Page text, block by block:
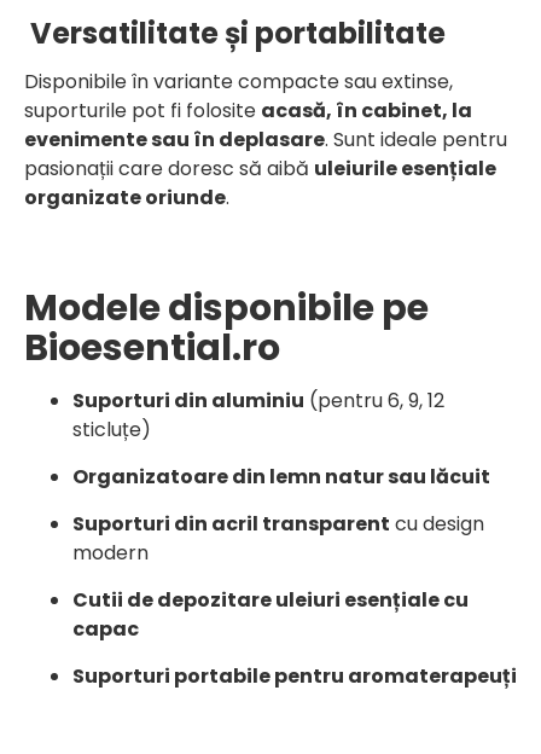
Versatilitate și portabilitate
Disponibile în variante compacte sau extinse,
suporturile pot fi folosite acasă, în cabinet, la
evenimente sau în deplasare. Sunt ideale pentru
pasionații care doresc să aibă uleiurile esențiale
organizate oriunde.
Modele disponibile pe
Bioesential.ro
Suporturi din aluminiu (pentru 6, 9, 12
sticluțe)
Organizatoare din lemn natur sau lăcuit
Suporturi din acril transparent cu design
modern
Cutii de depozitare uleiuri esențiale cu
capac
Suporturi portabile pentru aromaterapeuți